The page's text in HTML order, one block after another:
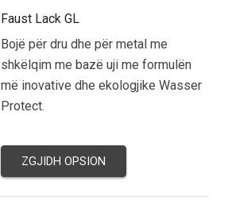
Faust Lack GL
Bojë për dru dhe për metal me
shkëlqim me bazë uji me formulën
më inovative dhe ekologjike Wasser
Protect.
ZGJIDH OPSION